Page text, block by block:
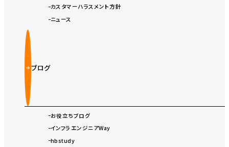
カスタマーハラスメント方針
ニュース
ブログ
お役立ちブログ
インフラエンジニアWay
hbstudy